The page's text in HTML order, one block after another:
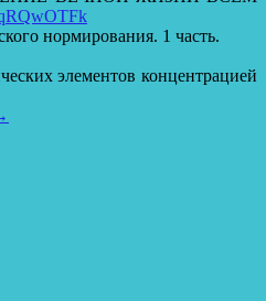
нормирования. 1 часть.
элементов концентрацией